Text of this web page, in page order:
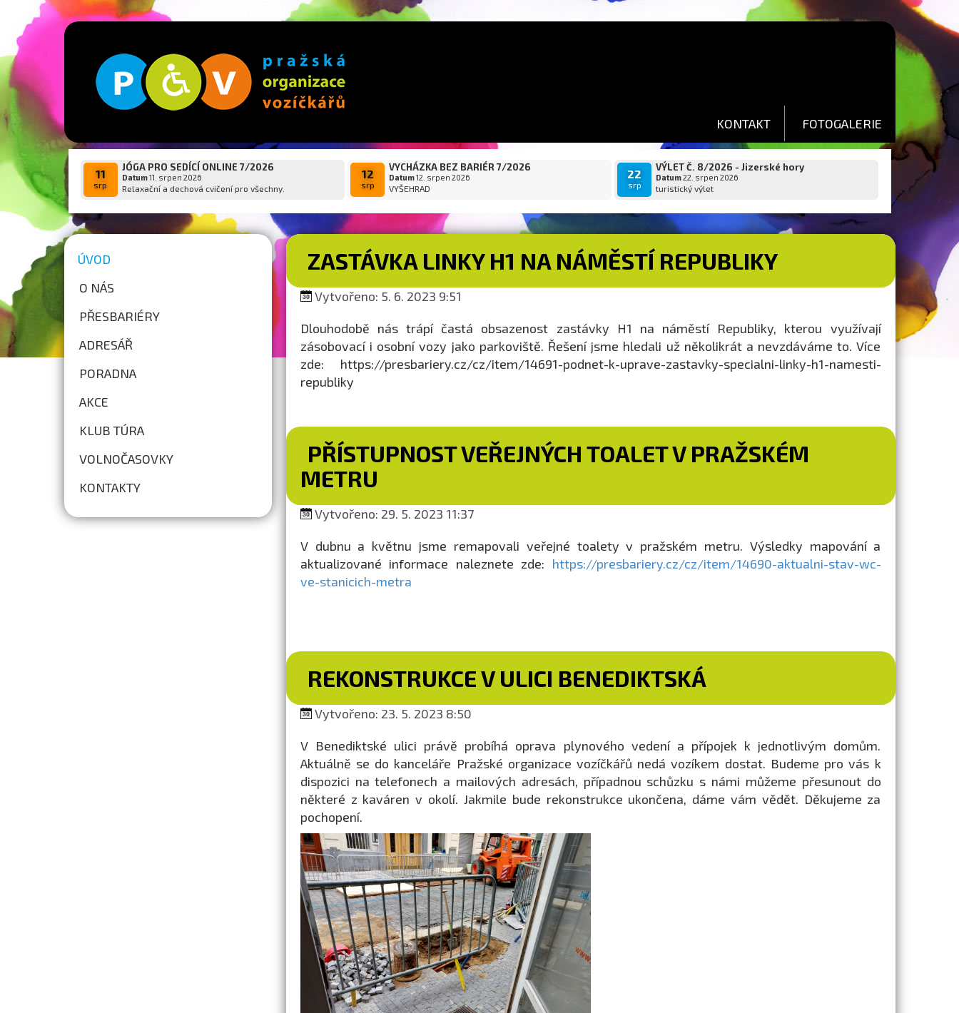
KONTAKT FOTOGALERIE
11
srp
JÓGA PRO SEDÍCÍ ONLINE 7/2026
Datum11. srpen 2026
Relaxační a dechová cvičení pro všechny.
12
srp
VYCHÁZKA BEZ BARIÉR 7/2026
Datum12. srpen 2026
VYŠEHRAD
22
srp
VÝLET Č. 8/2026 - Jizerské hory
Datum22. srpen 2026
turistický výlet
ÚVOD
O NÁS
PŘESBARIÉRY
ADRESÁŘ
PORADNA
AKCE
KLUB TÚRA
VOLNOČASOVKY
KONTAKTY
ZASTÁVKA LINKY H1 NA NÁMĚSTÍ REPUBLIKY
Vytvořeno: 5. 6. 2023 9:51
Dlouhodobě nás trápí častá obsazenost zastávky H1 na náměstí Republiky, kterou využívají
zásobovací i osobní vozy jako parkoviště. Řešení jsme hledali už několikrát a nevzdáváme to. Více
zde: https://presbariery.cz/cz/item/14691-podnet-k-uprave-zastavky-specialni-linky-h1-namesti-
republiky
PŘÍSTUPNOST VEŘEJNÝCH TOALET V PRAŽSKÉM
METRU
Vytvořeno: 29. 5. 2023 11:37
V dubnu a květnu jsme remapovali veřejné toalety v pražském metru. Výsledky mapování a
aktualizované informace naleznete zde: https://presbariery.cz/cz/item/14690-aktualni-stav-wc-
ve-stanicich-metra
REKONSTRUKCE V ULICI BENEDIKTSKÁ
Vytvořeno: 23. 5. 2023 8:50
V Benediktské ulici právě probíhá oprava plynového vedení a přípojek k jednotlivým domům.
Aktuálně se do kanceláře Pražské organizace vozíčkářů nedá vozíkem dostat. Budeme pro vás k
dispozici na telefonech a mailových adresách, případnou schůzku s námi můžeme přesunout do
některé z kaváren v okolí. Jakmile bude rekonstrukce ukončena, dáme vám vědět. Děkujeme za
pochopení.